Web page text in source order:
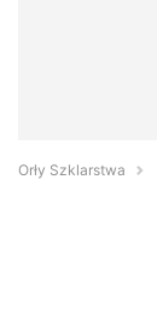
Orły Szklarstwa